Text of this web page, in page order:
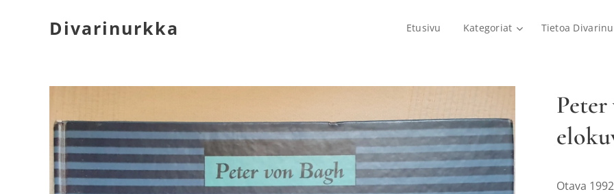
Divarinurkka Etusivu Kategoriat Tietoa
Peter
Otava